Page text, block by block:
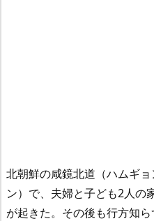
北朝鮮の咸鏡北道（ハムギ
ン）で、夫婦と子ども2人の
が起きた。その後も行方知